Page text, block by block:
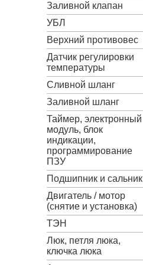
Заливной клапан
УБЛ
Верхний противовес
Датчик регулировки
температуры
Сливной шланг
Заливной шланг
Таймер, электронный
модуль, блок
индикации,
программирование
ПЗУ
Подшипник и сальник
Двигатель / мотор
(снятие и установка)
ТЭН
Люк, петля люка,
ключка люка